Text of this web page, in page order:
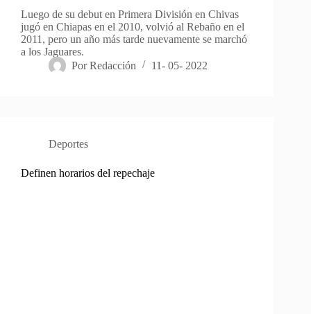
Luego de su debut en Primera División en Chivas
jugó en Chiapas en el 2010, volvió al Rebaño en el
2011, pero un año más tarde nuevamente se marchó
a los Jaguares.
Por Redacción 11- 05- 2022
Deportes
Definen horarios del repechaje